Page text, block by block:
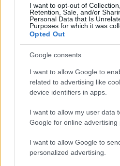
I want to opt-out of
Retention, Sale, and/or
Personal Data that Is
Purposes for which it was
Opted Out
Google consents
I want to allow Google to
related to advertising like
device identifiers in apps.
I want to allow my user data
Google for online advertising
I want to allow Google to
personalized advertising.
ΡΟΗ ΕΙΔΗΣΕΩΝ
Ισόπαλο το πρωτο φιλικό τεστ
Ουρμπίνο
Προς στρατηγική
Πανεπιστημίου Πατρών